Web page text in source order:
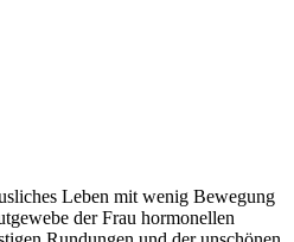
Leben mit wenig Bewegung
der Frau hormonellen